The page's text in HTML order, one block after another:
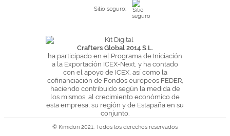
Pago seguro y financiación
Condiciones generales de Compra
Política de Privacidad
Política de Cookies
Sitio seguro:
Crafters Global 2014 S.L.
ha participado en el Programa de Iniciación
a la Exportación ICEX-Next, y ha contado
con el apoyo de ICEX, así como la
cofinanciación de Fondos europeos FEDER,
haciendo contribuido según la medida de
los mismos, al crecimiento económico de
esta empresa, su región y de Estapaña en su
conjunto.
© Kimidori 2021. Todos los derechos reservados